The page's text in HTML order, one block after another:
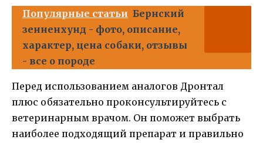
Популярные статьи Бернский
зенненхунд - фото, описание,
характер, цена собаки, отзывы
- все о породе
Перед использованием аналогов Дронтал
плюс обязательно проконсультируйтесь с
ветеринарным врачом. Он поможет выбрать
наиболее подходящий препарат и правильно